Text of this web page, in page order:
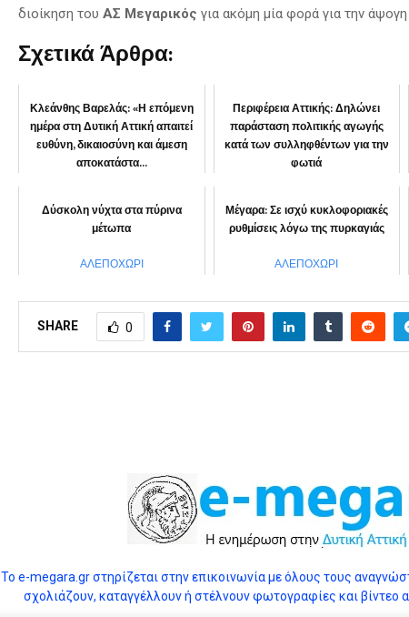
διοίκηση του ΑΣ Μεγαρικός για ακόμη μία φορά για την
Σχετικά Άρθρα:
Κλεάνθης Βαρελάς: «Η επόμενη
ημέρα στη Δυτική Αττική απαιτεί
ευθύνη, δικαιοσύνη και άμεση
αποκατάστα...
Περιφέρεια Αττικής: Δηλώνει
παράσταση πολιτικής αγωγής
κατά των συλληφθέντων για την
φωτιά
Δύσκολη νύχτα στα πύρινα
μέτωπα
ΑΛΕΠΟΧΩΡΙ
Μέγαρα: Σε ισχύ κυκλοφοριακές
ρυθμίσεις λόγω της πυρκαγιάς
ΑΛΕΠΟΧΩΡΙ
SHARE 0
Το e-megara.gr στηρίζεται στην επικοινωνία με όλους τους
σχολιάζουν, καταγγέλλουν ή στέλνουν φωτογραφίες και βίντεο